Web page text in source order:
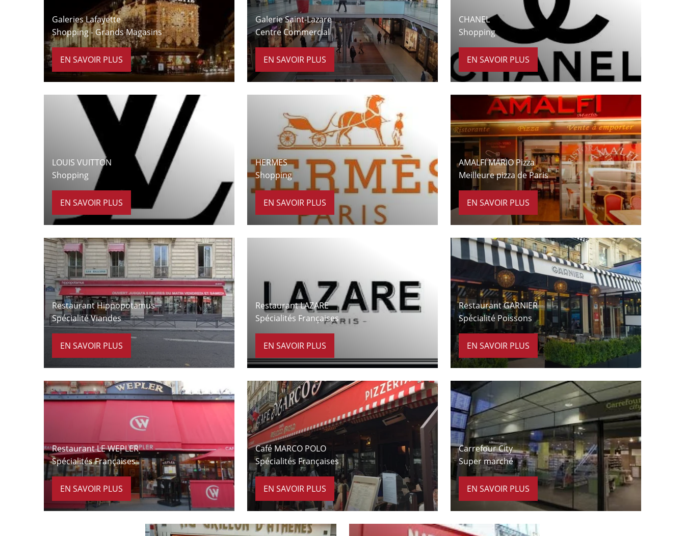
Galeries Lafayette
Shopping - Grands Magasins
EN SAVOIR PLUS
Galerie Saint-Lazare
Centre Commercial
EN SAVOIR PLUS
CHANEL
Shopping
EN SAVOIR PLUS
LOUIS VUITTON
Shopping
EN SAVOIR PLUS
HERMES
Shopping
EN SAVOIR PLUS
AMALFI MARIO Pizza
Meilleure pizza de Paris
EN SAVOIR PLUS
Restaurant Hippopotamus
Spécialité Viandes
EN SAVOIR PLUS
Restaurant LAZARE
Spécialités Françaises
EN SAVOIR PLUS
Restaurant GARNIER
Spécialité Poissons
EN SAVOIR PLUS
Restaurant LE WEPLER
Spécialités Françaises
EN SAVOIR PLUS
Café MARCO POLO
Spécialités Françaises
EN SAVOIR PLUS
Carrefour City
Super marché
EN SAVOIR PLUS